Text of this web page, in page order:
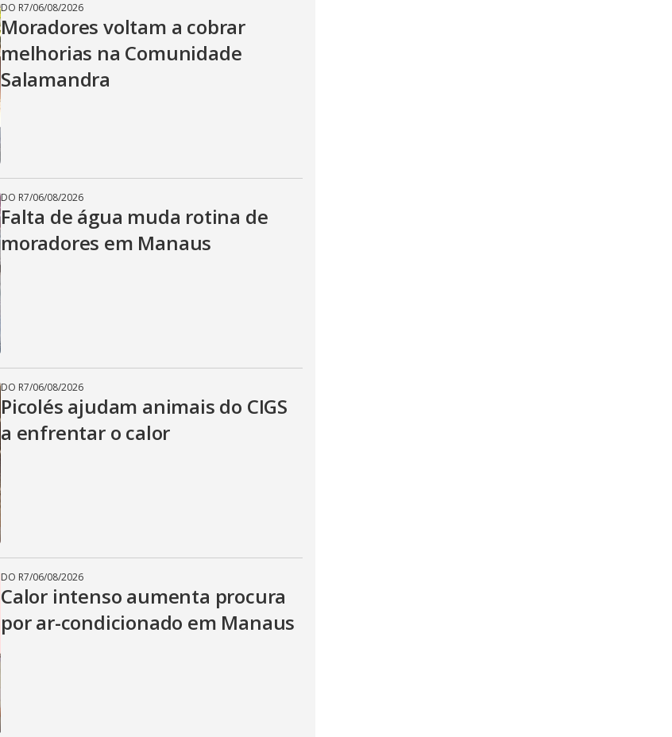
DO R7/06/08/2026
Moradores voltam a cobrar
melhorias na Comunidade
Salamandra
DO R7/06/08/2026
Falta de água muda rotina de
moradores em Manaus
DO R7/06/08/2026
Picolés ajudam animais do CIGS
a enfrentar o calor
DO R7/06/08/2026
Calor intenso aumenta procura
por ar-condicionado em Manaus